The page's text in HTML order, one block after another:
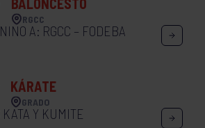
BALONCESTO
RGCC
A: RGCC – FODEBA
KÁRATE
GRADO
Y KUMITE